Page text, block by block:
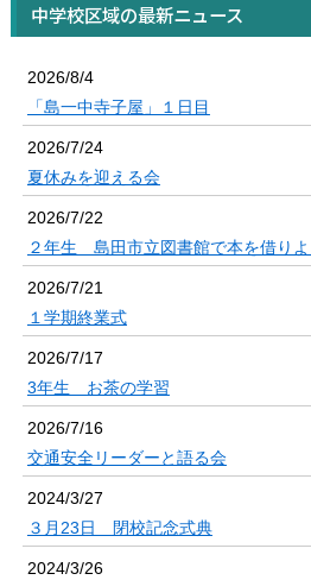
中学校区域の最新ニュース
2026/8/4
「島一中寺子屋」１日目
2026/7/24
夏休みを迎える会
2026/7/22
２年生 島田市立図書館で本を借りよ
2026/7/21
１学期終業式
2026/7/17
3年生 お茶の学習
2026/7/16
交通安全リーダーと語る会
2024/3/27
３月23日 閉校記念式典
2024/3/26